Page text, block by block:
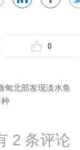
0
甸北部发现淡水鱼
2 条评论